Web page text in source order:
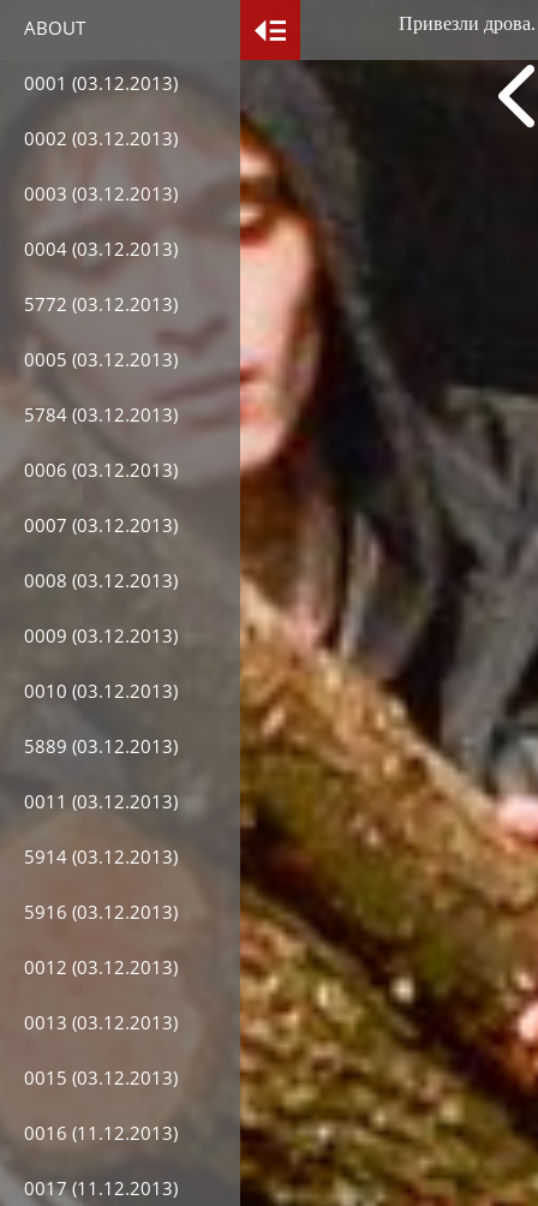
ABOUT
0001 (03.12.2013)
0002 (03.12.2013)
0003 (03.12.2013)
0004 (03.12.2013)
5772 (03.12.2013)
0005 (03.12.2013)
5784 (03.12.2013)
0006 (03.12.2013)
0007 (03.12.2013)
0008 (03.12.2013)
0009 (03.12.2013)
0010 (03.12.2013)
5889 (03.12.2013)
0011 (03.12.2013)
5914 (03.12.2013)
5916 (03.12.2013)
0012 (03.12.2013)
0013 (03.12.2013)
0015 (03.12.2013)
0016 (11.12.2013)
0017 (11.12.2013)
Привезли